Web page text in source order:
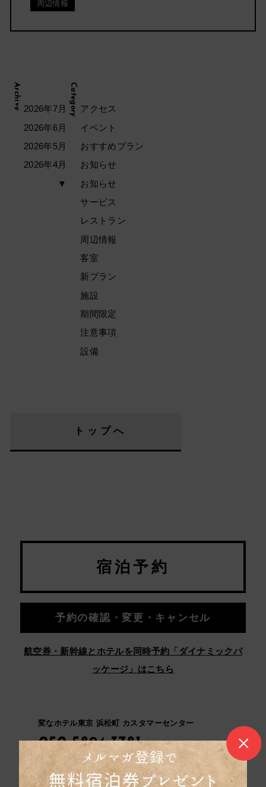
周辺情報
Archive 2026年7月
2026年6月
2026年5月
2026年4月
▼
Category アクセス
イベント
おすすめプラン
お知らせ
お知らせ
サービス
レストラン
周辺情報
客室
新プラン
施設
期間限定
注意事項
設備
トップへ
宿泊予約
予約の確認・変更・キャンセル
航空券・新幹線とホテルを同時予約「ダイナミックパ
ッケージ」はこちら
変なホテル東京 浜松町 カスタマーセンター
050-5894-3781
よくある質問
宿泊約款
カスタマーハラスメントに対する基本方針